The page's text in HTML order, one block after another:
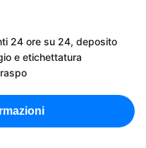
24 ore su 24, deposito
e etichettatura